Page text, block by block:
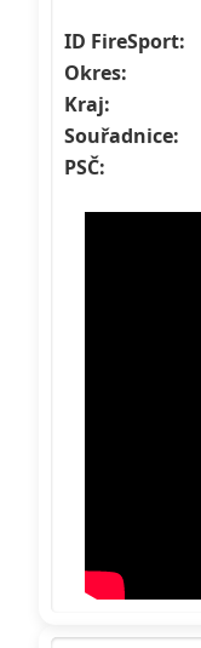
ID FireSport:
Okres:
Kraj:
Souřadnice:
PSČ: